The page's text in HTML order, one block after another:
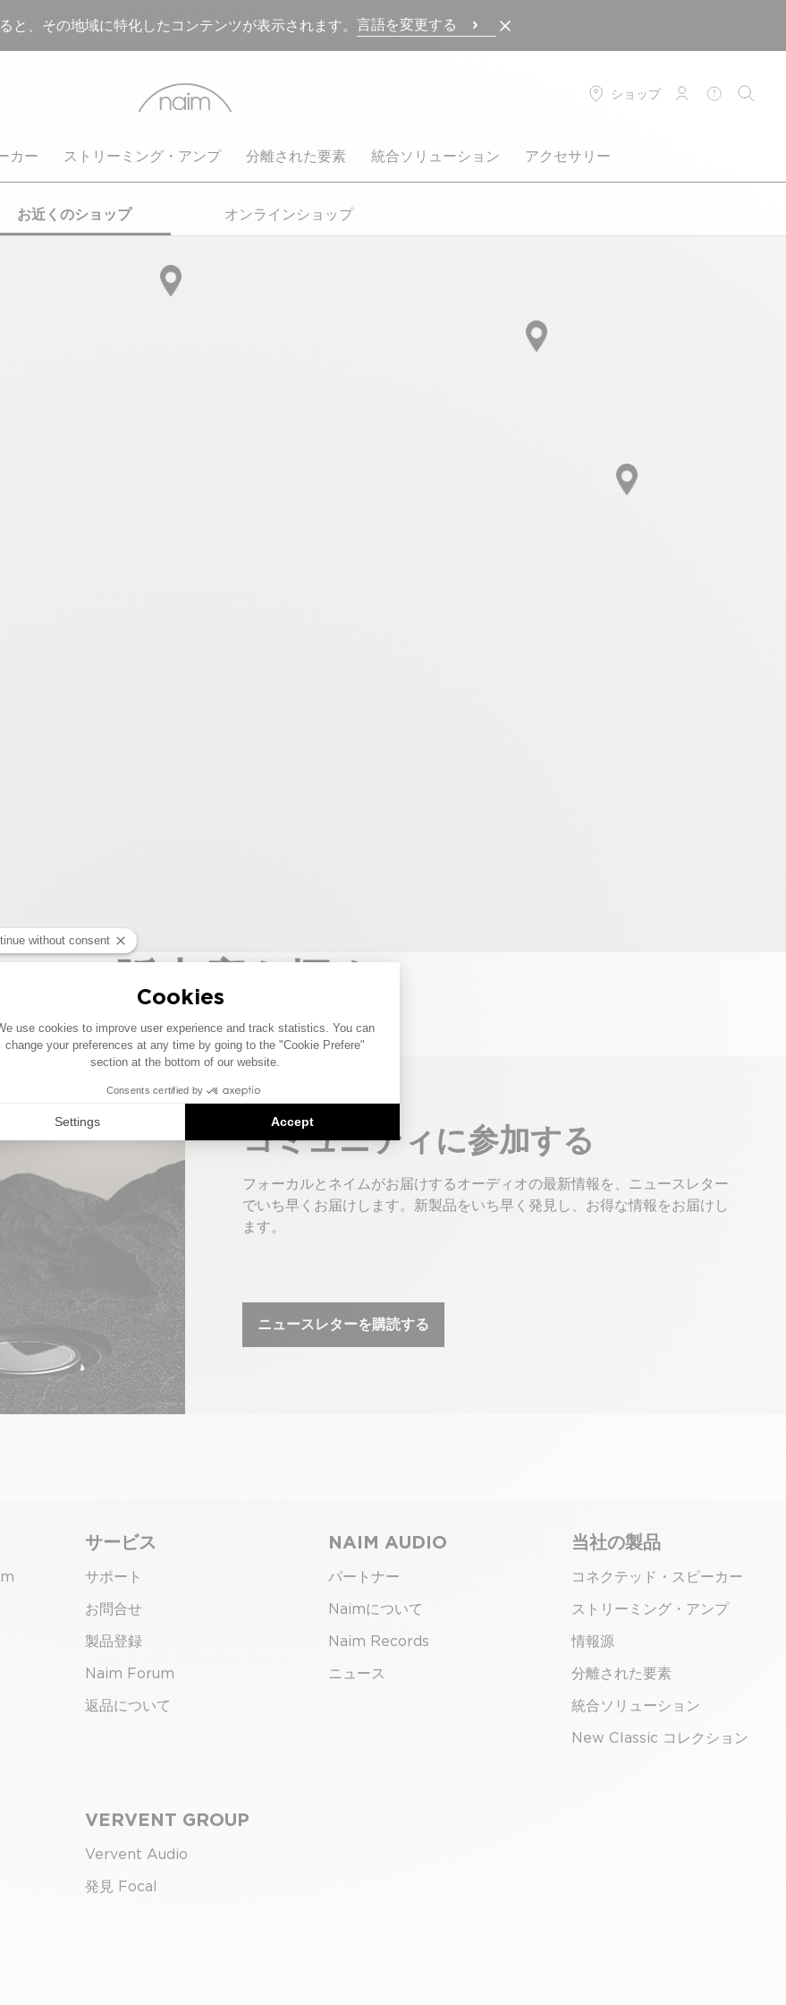
と、その地域に特化したコンテンツが表示されます。 言語を変更する
ショップ
ログインヘルプ検索
カー ストリーミング・アンプ 分離された要素 統合ソリューション アクセサリー
お近くのショップ オンラインショップ
販売店を探す
認のNaim販売店で、純粋な音楽体験をお楽しみください。
コミュニティに参加する
フォーカルとネイムがお届けするオーディオの最新情報を、ニュースレター
でいち早くお届けします。新製品をいち早く発見し、お得な情報をお届けし
ます。
ニュースレターを購読する
サービス
サポート
お問合せ
製品登録
Naim Forum
返品について
NAIM AUDIO
パートナー
Naimについて
Naim Records
ニュース
当社の製品
コネクテッド・スピーカー
ストリーミング・アンプ
情報源
分離された要素
統合ソリューション
New Classic コレクション
VERVENT GROUP
Vervent Audio
発見 Focal